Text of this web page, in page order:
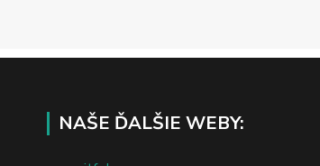
NAŠE ĎALŠIE WEBY: